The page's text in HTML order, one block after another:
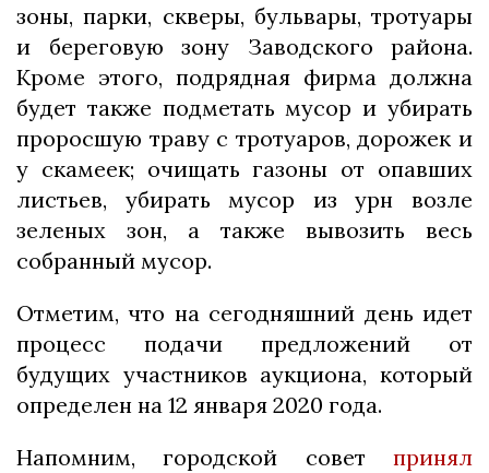
зоны, парки, скверы, бульвары, тротуары
и береговую зону Заводского района.
Кроме этого, подрядная фирма должна
будет также подметать мусор и убирать
проросшую траву с тротуаров, дорожек и
у скамеек; очищать газоны от опавших
листьев, убирать мусор из урн возле
зеленых зон, а также вывозить весь
собранный мусор.
Отметим, что на сегодняшний день идет
процесс подачи предложений от
будущих участников аукциона, который
определен на 12 января 2020 года.
Напомним, городской совет принял